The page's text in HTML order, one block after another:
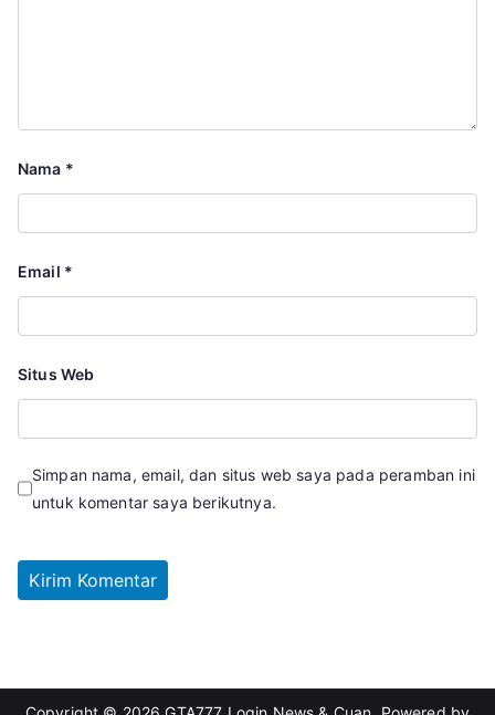
Nama *
Email *
Situs Web
Simpan nama, email, dan situs web saya pada peramban ini
untuk komentar saya berikutnya.